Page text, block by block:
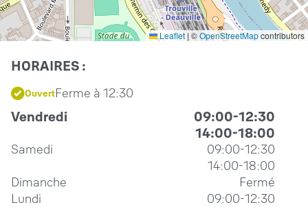
Leaflet |©OpenStreetMapcontributors
HORAIRES :
OuvertFerme à 12:30
Vendredi
09:00-12:30
14:00-18:00
Samedi
09:00-12:30
14:00-18:00
Dimanche
Fermé
Lundi
09:00-12:30